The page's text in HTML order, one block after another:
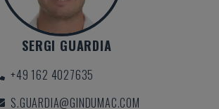
SERGI GUARDIA
+49 162 4027635
S.GUARDIA@GINDUMAC.COM